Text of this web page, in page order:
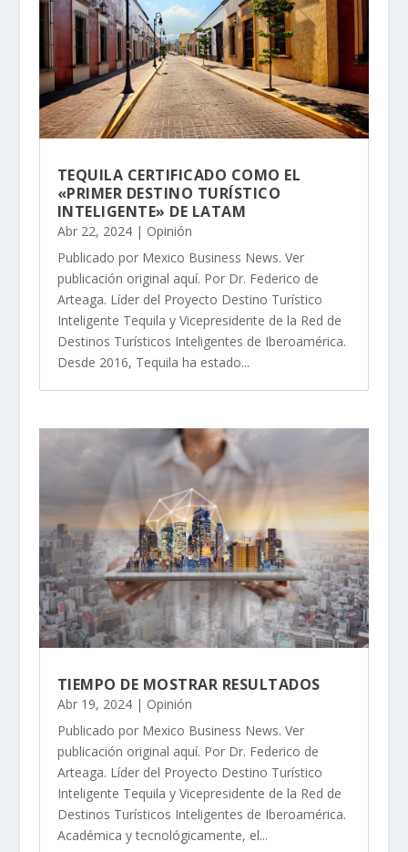
TEQUILA CERTIFICADO COMO EL
«PRIMER DESTINO TURÍSTICO
INTELIGENTE» DE LATAM
Abr 22, 2024| Opinión
Publicado por Mexico Business News. Ver
publicación original aquí. Por Dr. Federico de
Arteaga. Líder del Proyecto Destino Turístico
Inteligente Tequila y Vicepresidente de la Red de
Destinos Turísticos Inteligentes de Iberoamérica.
Desde 2016, Tequila ha estado...
TIEMPO DE MOSTRAR RESULTADOS
Abr 19, 2024| Opinión
Publicado por Mexico Business News. Ver
publicación original aquí. Por Dr. Federico de
Arteaga. Líder del Proyecto Destino Turístico
Inteligente Tequila y Vicepresidente de la Red de
Destinos Turísticos Inteligentes de Iberoamérica.
Académica y tecnológicamente, el...